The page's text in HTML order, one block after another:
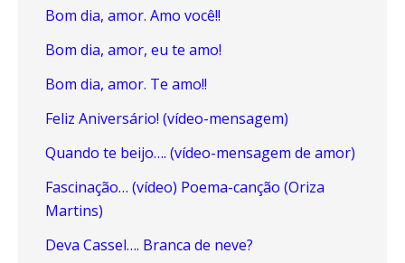
Bom dia, amor. Amo você!!
Bom dia, amor, eu te amo!
Bom dia, amor. Te amo!!
Feliz Aniversário! (vídeo-mensagem)
Quando te beijo…. (vídeo-mensagem de amor)
Fascinação… (vídeo) Poema-canção (Oriza
Martins)
Deva Cassel…. Branca de neve?